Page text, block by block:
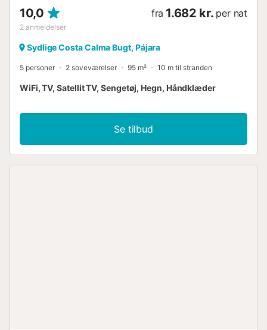
10,0
2 anmeldelser
fra 1.682 kr. per nat
Sydlige Costa Calma Bugt, Pájara
5 personer 2 soveværelser 95 m² 10 m til stranden
WiFi, TV, Satellit TV, Sengetøj, Hegn, Håndklæder
Se tilbud